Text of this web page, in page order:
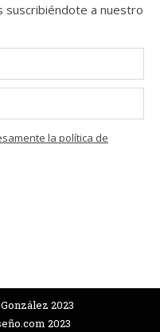
suscribiéndote a nuestro
la política de
2023
2023